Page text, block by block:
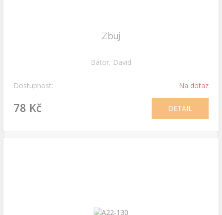
Zbuj
Bátor, David
Dostupnost: Na dotaz
78 Kč DETAIL